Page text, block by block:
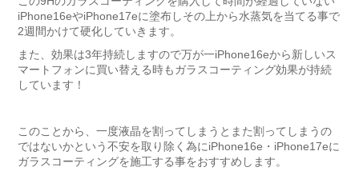
iPhone16eやiPhone17eに塗布しその上から水蒸気を当てる事で
2週間かけて硬化していきます。
また、効果は3年持続しますので万が一iPhone16eから新しいス
マートフォンに買い替える時もガラスコーティング効果が持続
しています！
このことから、一度液晶を割ってしまうとまた割ってしまうの
ではないかという不安を取り除く為にiPhone16e・iPhone17eに
ガラスコーティングを施工する事をおすすめします。